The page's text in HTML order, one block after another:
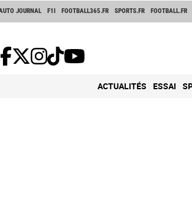
JOURNAL F1I FOOTBALL365.FR SPORTS.FR FOOTBALL.FR
ACTUALITÉS ESSAI